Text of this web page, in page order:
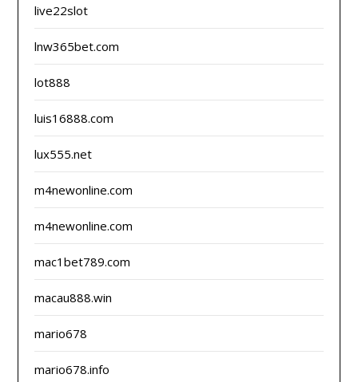
live22slot
lnw365bet.com
lot888
luis16888.com
lux555.net
m4newonline.com
m4newonline.com
mac1bet789.com
macau888.win
mario678
mario678.info